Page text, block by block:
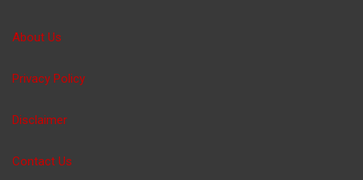
About Us
Privacy Policy
Disclaimer
Contact Us